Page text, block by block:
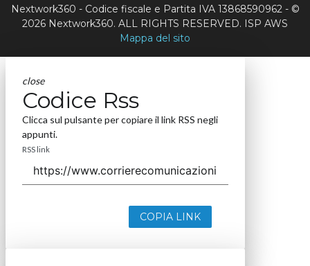
Nextwork360 - Codice fiscale e Partita IVA 13868590962 - ©
2026 Nextwork360. ALL RIGHTS RESERVED. ISP AWS
Mappa del sito
close
Codice Rss
Clicca sul pulsante per copiare il link RSS negli
appunti.
RSS link
COPIA LINK